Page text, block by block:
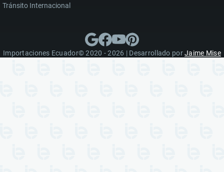
Tránsito Internacional
Importaciones Ecuador© 2020 - 2026 | Desarrollado porJaime Mise